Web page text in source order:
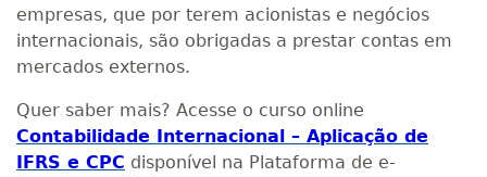
empresas, que por terem acionistas e negócios
internacionais, são obrigadas a prestar contas em
mercados externos.
Quer saber mais? Acesse o curso online
Contabilidade Internacional – Aplicação de
IFRS e CPC disponível na Plataforma de e-